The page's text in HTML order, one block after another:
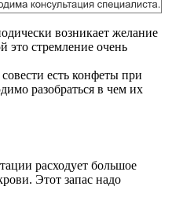
возникает желание
это стремление очень
есть конфеты при
разобраться в чем их
расходует большое
Этот запас надо